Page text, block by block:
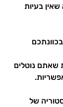
שאין בעיות
שאתם נוטלים
של